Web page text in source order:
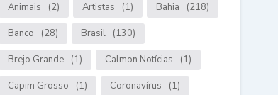
Animais (2) Artistas (1) Bahia (218)
Banco (28) Brasil (130)
Brejo Grande (1) Calmon Notícias (1)
Capim Grosso (1) Coronavírus (1)